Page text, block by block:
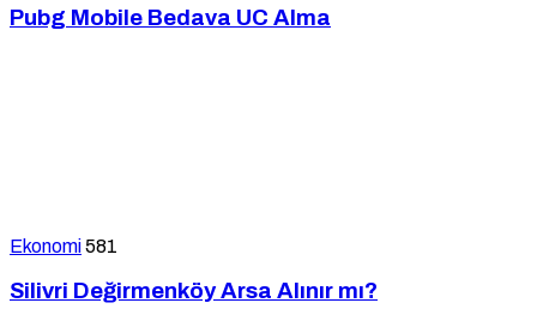
Pubg Mobile Bedava UC Alma
Ekonomi581
Silivri Değirmenköy Arsa Alınır mı?